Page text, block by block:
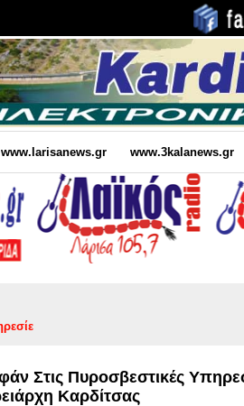
www.larisanews.gr www.3kalanews.gr
Στις Πυροσβεστικές
Καρδίτσας